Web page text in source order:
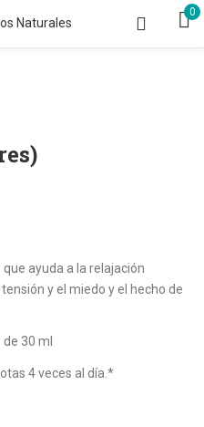
0
ayuda a la relajación
y el miedo y el hecho de
30 ml
4 veces al día.*